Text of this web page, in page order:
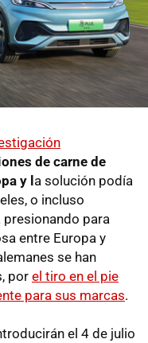
de carne de
y l a solución podía
o incluso
presionando para
entre Europa y
se han
por el tiro en el pie
para sus marcas.
el 4 de julio